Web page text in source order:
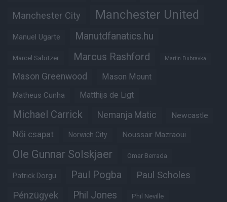
Manchester City Manchester United
Manuel Ugarte Manutdfanatics.hu
Marcel Sabitzer Marcus Rashford Martin Dubravka
Mason Greenwood Mason Mount
Matheus Cunha Matthijs de Ligt
Michael Carrick Nemanja Matic Newcastle
Női csapat Norwich City Noussair Mazraoui
Ole Gunnar Solskjaer Omar Berrada
Patrick Dorgu Paul Pogba Paul Scholes
Pénzügyek Phil Jones Phil Neville